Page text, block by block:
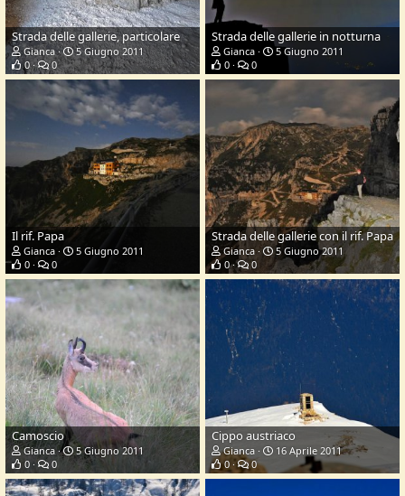
Strada delle gallerie, particolare
Gianca
5 Giugno 2011
0
0
Strada delle gallerie in notturna
Gianca
5 Giugno 2011
0
0
Il rif. Papa
Gianca
5 Giugno 2011
0
0
Strada delle gallerie con il rif. Papa
Gianca
5 Giugno 2011
0
0
Camoscio
Gianca
5 Giugno 2011
0
0
Cippo austriaco
Gianca
16 Aprile 2011
0
0